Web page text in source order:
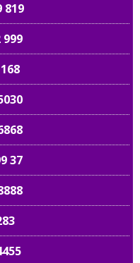
819
999
37